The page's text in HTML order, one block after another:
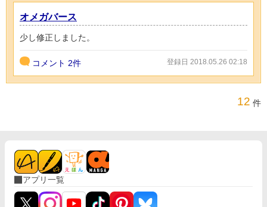
オメガバース
少し修正しました。
コメント 2件 登録日 2018.05.26 02:18
12 件
アプリ一覧